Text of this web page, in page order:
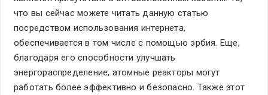
что вы сейчас можете читать данную статью
посредством использования интернета,
обеспечивается в том числе с помощью эрбия. Еще,
благодаря его способности улучшать
энергораспределение, атомные реакторы могут
работать более эффективно и безопасно. Также этот